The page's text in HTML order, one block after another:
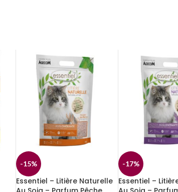
-15%
Essentiel – Litière Naturelle
-17%
Essentiel –